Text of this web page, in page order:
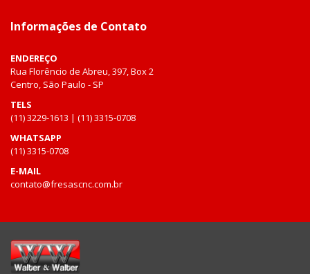
Informações de Contato
ENDEREÇO
Rua Florêncio de Abreu, 397, Box 2
Centro, São Paulo - SP
TELS
(11) 3229-1613 | (11) 3315-0708
WHATSAPP
(11) 3315-0708
E-MAIL
contato@fresascnc.com.br